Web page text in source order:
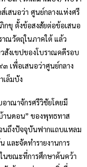
เสนอว่า ศูนย์กลางแห่งศรี
กขุ ตั้งข้อสงสัยต่อข้อเสนอ
าณวัตถุในภาคใต้ แล้ว
งเขปของโบราณคดีรอบ
เพื่อเสนอว่าศูนย์กลาง
เล็มบัง
าณาจักรศรีวิชัยโดยมี
านดอน” ของพุทธทาส
นถึงปัจจุบันฟากแถบแหลม
และจัดทำรายงานการ
นขณะที่การศึกษาค้นคว้า